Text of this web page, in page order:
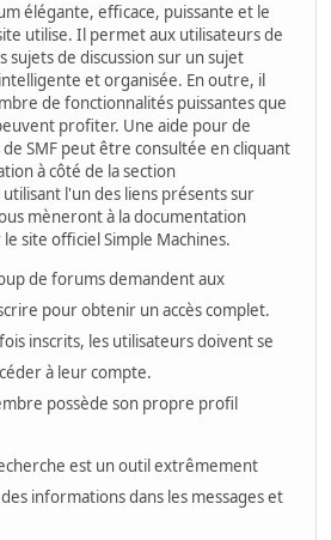
élégante, efficace, puissante et le
utilise. Il permet aux utilisateurs de
sujets de discussion sur un sujet
et organisée. En outre, il
de fonctionnalités puissantes que
profiter. Une aide pour de
SMF peut être consultée en cliquant
à côté de la section
l'un des liens présents sur
mèneront à la documentation
site officiel Simple Machines.
de forums demandent aux
pour obtenir un accès complet.
inscrits, les utilisateurs doivent se
à leur compte.
possède son propre profil
est un outil extrêmement
informations dans les messages et